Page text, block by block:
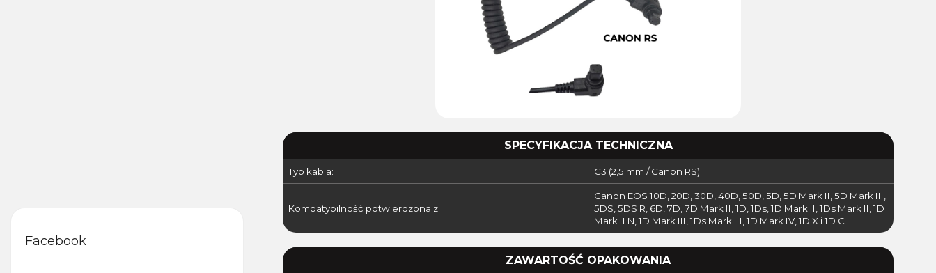
Facebook
SPECYFIKACJA TECHNICZNA
Typ kabla: C3 (2,5 mm / Canon RS)
Kompatybilność potwierdzona z:
Canon EOS 10D, 20D, 30D, 40D, 50D, 5D, 5D Mark II, 5D Mark III,
5DS, 5DS R, 6D, 7D, 7D Mark II, 1D, 1Ds, 1D Mark II, 1Ds Mark II, 1D
Mark II N, 1D Mark III, 1Ds Mark III, 1D Mark IV, 1D X i 1D C
ZAWARTOŚĆ OPAKOWANIA